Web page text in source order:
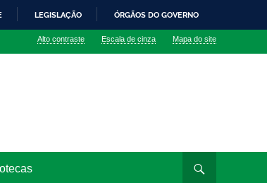
LEGISLAÇÃO ÓRGÃOS DO GOVERNO
Alto contraste Escala de cinza Mapa do site